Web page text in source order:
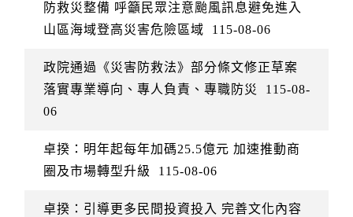
防救災整備 呼籲民眾注意颱風訊息避免進入
山區海域登高災害危險區域
115-08-06
政院通過《災害防救法》部分條文修正草案
落實專業導向、專人負責、專職防災
115-08-
06
卓揆：明年起每年加碼25.5億元 加速推動商
圈及市場轉型升級
115-08-06
卓揆：引導更多民間投資投入 完善文化內容